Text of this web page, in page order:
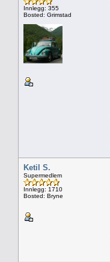
Innlegg: 355
Bosted: Grimstad
Ketil S.
Supermedlem
Innlegg: 1710
Bosted: Bryne